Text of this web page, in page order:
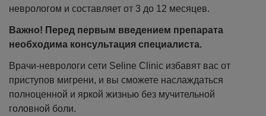
неврологом и составляет от 3 до 12 месяцев.
Важно! Перед первым введением препарата
необходима консультация специалиста.
Врачи-неврологи сети Seline Clinic избавят вас от
приступов мигрени, и вы сможете наслаждаться
полноценной и яркой жизнью без мучительной
головной боли.